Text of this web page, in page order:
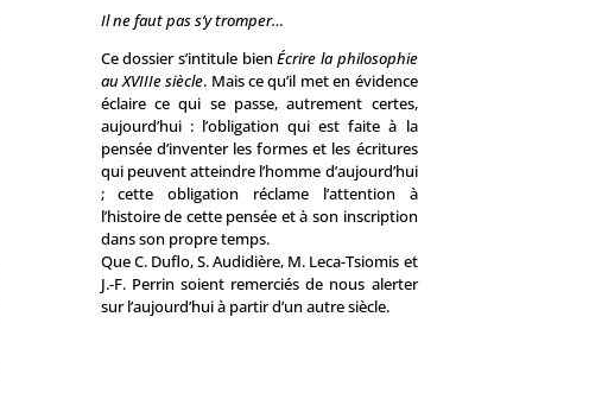
Il ne faut pas s’y tromper…
Ce dossier s’intitule bienÉcrire la philosophie
au XVIIIe siècle. Mais ce qu’il met en évidence
éclaire ce qui se passe, autrement certes,
aujourd’hui : l’obligation qui est faite à la
pensée d’inventer les formes et les écritures
qui peuvent atteindre l’homme d’aujourd’hui
; cette obligation réclame l’attention à
l’histoire de cette pensée et à son inscription
dans son propre temps.
Que C. Duflo, S. Audidière, M. Leca-Tsiomis et
J.-F. Perrin soient remerciés de nous alerter
sur l’aujourd’hui à partir d’un autre siècle.